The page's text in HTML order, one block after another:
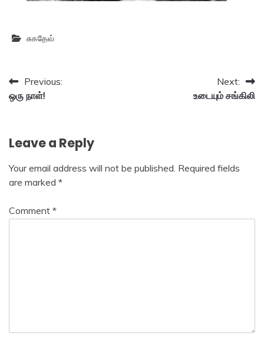
சுகதேவ்
Post
navigation
Previous:
ஒரு நாள்!
Next:
உடையும் சங்கிலி
Leave a Reply
Your email address will not be published. Required fields
are marked *
Comment *